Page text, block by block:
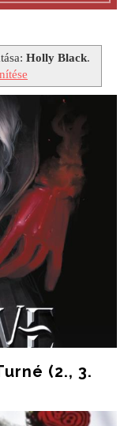
Holly Black.
(2., 3.